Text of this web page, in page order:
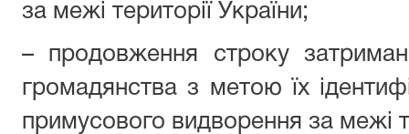
за межі території України;
– продовження строку
громадянства з метою їх
примусового видворення за межі